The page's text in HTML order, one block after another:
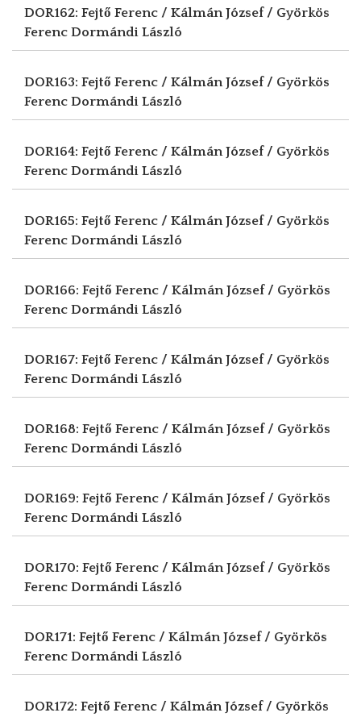
DOR162: Fejtő Ferenc / Kálmán József / Györkös
Ferenc Dormándi László
DOR163: Fejtő Ferenc / Kálmán József / Györkös
Ferenc Dormándi László
DOR164: Fejtő Ferenc / Kálmán József / Györkös
Ferenc Dormándi László
DOR165: Fejtő Ferenc / Kálmán József / Györkös
Ferenc Dormándi László
DOR166: Fejtő Ferenc / Kálmán József / Györkös
Ferenc Dormándi László
DOR167: Fejtő Ferenc / Kálmán József / Györkös
Ferenc Dormándi László
DOR168: Fejtő Ferenc / Kálmán József / Györkös
Ferenc Dormándi László
DOR169: Fejtő Ferenc / Kálmán József / Györkös
Ferenc Dormándi László
DOR170: Fejtő Ferenc / Kálmán József / Györkös
Ferenc Dormándi László
DOR171: Fejtő Ferenc / Kálmán József / Györkös
Ferenc Dormándi László
DOR172: Fejtő Ferenc / Kálmán József / Györkös